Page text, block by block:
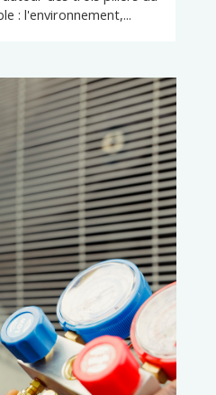
: l'environnement,...